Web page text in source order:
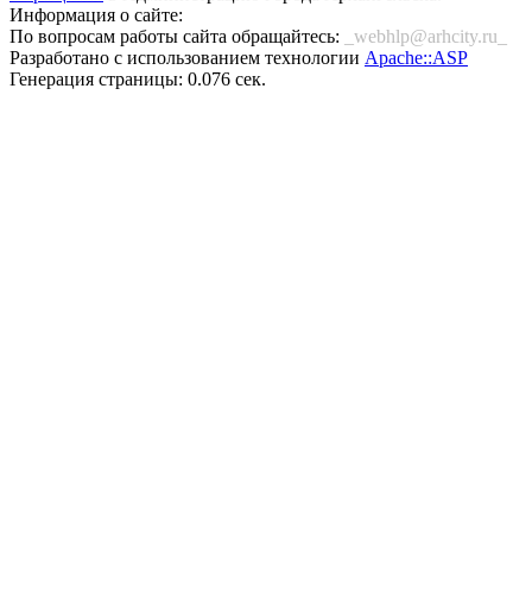
Информация о сайте:
По вопросам работы сайта обращайтесь:
_webhlp@arhcity.ru_
Разработано с использованием технологии Apache::ASP
Генерация страницы: 0.076 сек.